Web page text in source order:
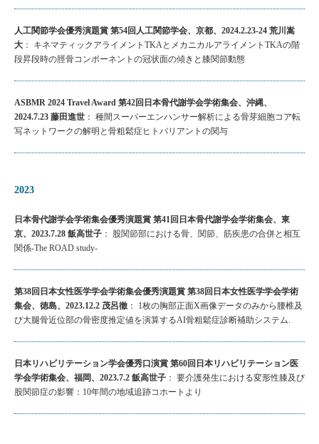
人工関節学会優秀演題賞 第54回人工関節学会、京都、2024.2.23-24 荒川嵩
大 ： キネマティックアライメントTKAとメカニカルアライメントTKAの階
段昇段時の脛骨コンポーネントの冠状面の傾きと膝関節動態
ASBMR 2024 Travel Award 第42回日本骨代謝学会学術集会、沖縄、
2024.7.23 藤田進世 ： 種間スーパーエンハンサー解析による骨芽細胞コア転
写ネットワークの解明と骨粗鬆症ヒトバリアントの関与
2023
日本骨代謝学会学術集会優秀演題賞 第41回日本骨代謝学会学術集会、東
京、2023.7.28 飯高世子 ： 股関節部における骨、関節、筋疾患の合併と相互
関係-The ROAD study-
第38回日本女性医学学会学術集会優秀演題賞 第38回日本女性医学学会学術
集会、徳島、2023.12.2 茂呂徹 ： 1枚の胸部正面X画像データのみから腰椎及
び大腿骨近位部の骨密度推定値を演算するAI骨粗鬆症診断補助システム.
日本リハビリテーション学会優秀口演賞 第60回日本リハビリテーション医
学会学術集会、福岡、2023.7.2 飯高世子 ： 要介護発生における変形性膝及び
股関節症の影響：10年間の地域追跡コホートより